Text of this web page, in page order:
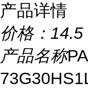
产品详情
价格： 14.5
产品名称